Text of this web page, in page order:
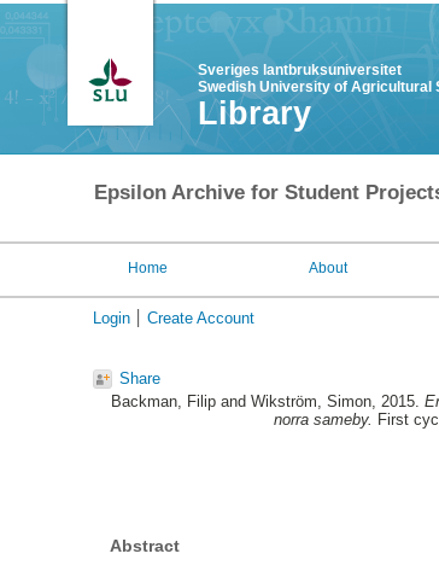
Sveriges lantbruksuniversitet
Swedish University of Agricultural
Library
Epsilon Archive for Student
Home About
Login Create Account
Share
Backman, Filipand Wikström, Simon, 2015.
norra sameby. First
Abstract